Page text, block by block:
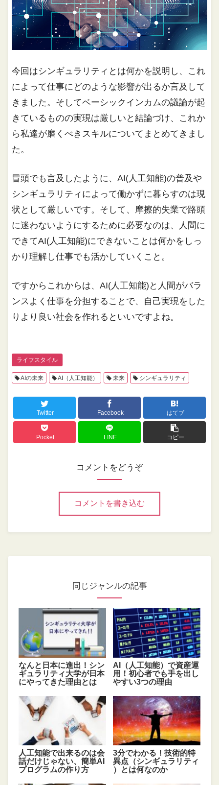
今回はシンギュラリティとは何かを説明し、これ
によって仕事にどのような影響が出るか言及して
きました。そしてベーシックインカムの議論が起
きているものの実現は厳しいと結論づけ、これか
ら私達が磨くべきスキルについてまとめてきまし
た。
冒頭でも言及したように、AI(人工知能)の普及や
シンギュラリティによって働かずに暮らすのは現
状として厳しいです。そして、摩擦的失業で路頭
に迷わないようにするために必要なのは、人間に
できてAI(人工知能)にできないことは何かをしっ
かり理解し仕事でも活かしていくこと。
ですからこれからは、AI(人工知能)と人間がバラ
ンスよく仕事を分担することで、自己実現をした
りより良い社会を作れるといいですよね。
ライフスタイル
AIの未来 AI（人工知能） 未来 シンギュラリティ
Twitter Facebook はてブ
Pocket LINE コピー
コメントをどうぞ
コメントを書き込む
同じジャンルの記事
なんと日本に進出！シン
ギュラリティ大学が日本
にやってきた理由とは
AI（人工知能）で資産運
用！初心者でも手を出し
やすい3つの理由
人工知能で出来るのは会
話だけじゃない、簡単AI
プログラムの作り方
3分でわかる！技術的特
異点（シンギュラリティ
）とは何なのか